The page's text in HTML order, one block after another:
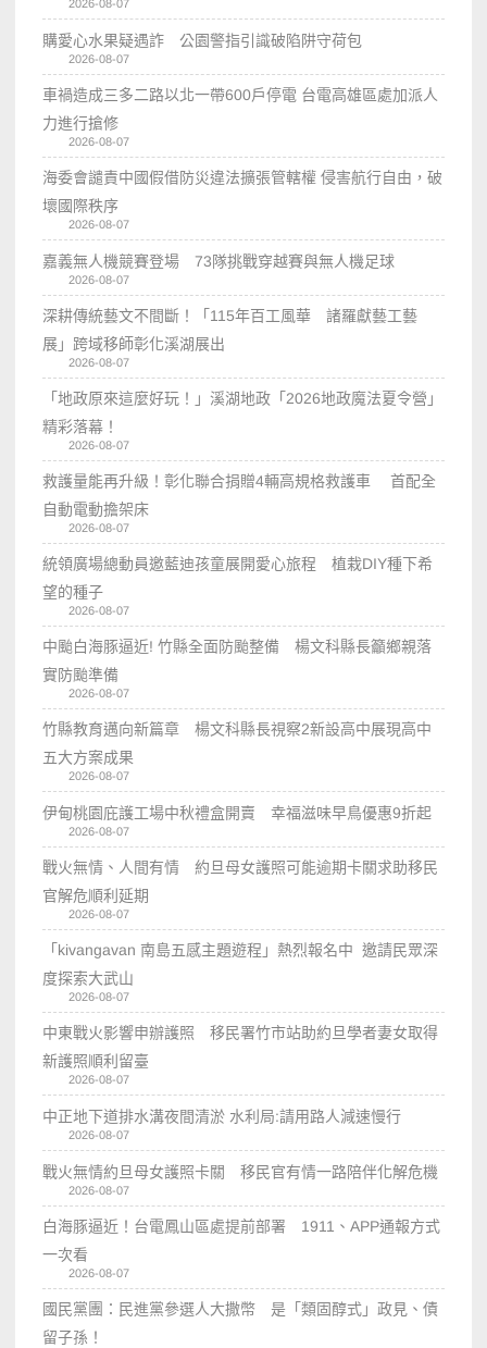
2026-08-07
購愛心水果疑遇詐 公園警指引識破陷阱守荷包
2026-08-07
車禍造成三多二路以北一帶600戶停電 台電高雄區處加派人
力進行搶修
2026-08-07
海委會譴責中國假借防災違法擴張管轄權 侵害航行自由，破
壞國際秩序
2026-08-07
嘉義無人機競賽登場 73隊挑戰穿越賽與無人機足球
2026-08-07
深耕傳統藝文不間斷！「115年百工風華 諸羅獻藝工藝
展」跨域移師彰化溪湖展出
2026-08-07
「地政原來這麼好玩！」溪湖地政「2026地政魔法夏令營」
精彩落幕！
2026-08-07
救護量能再升級！彰化聯合捐贈4輛高規格救護車 首配全
自動電動擔架床
2026-08-07
統領廣場總動員邀藍迪孩童展開愛心旅程 植栽DIY種下希
望的種子
2026-08-07
中颱白海豚逼近! 竹縣全面防颱整備 楊文科縣長籲鄉親落
實防颱準備
2026-08-07
竹縣教育邁向新篇章 楊文科縣長視察2新設高中展現高中
五大方案成果
2026-08-07
伊甸桃園庇護工場中秋禮盒開賣 幸福滋味早鳥優惠9折起
2026-08-07
戰火無情、人間有情 約旦母女護照可能逾期卡關求助移民
官解危順利延期
2026-08-07
「kivangavan 南島五感主題遊程」熱烈報名中 邀請民眾深
度探索大武山
2026-08-07
中東戰火影響申辦護照 移民署竹市站助約旦學者妻女取得
新護照順利留臺
2026-08-07
中正地下道排水溝夜間清淤 水利局:請用路人減速慢行
2026-08-07
戰火無情約旦母女護照卡關 移民官有情一路陪伴化解危機
2026-08-07
白海豚逼近！台電鳳山區處提前部署 1911、APP通報方式
一次看
2026-08-07
國民黨團：民進黨參選人大撒幣 是「類固醇式」政見、債
留子孫！